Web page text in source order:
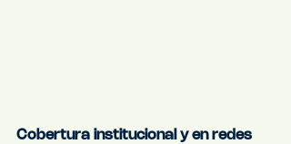
Cobertura institucional y en redes